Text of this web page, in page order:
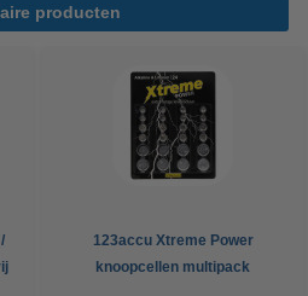
producten
123accu Xtreme Power
knoopcellen multipack